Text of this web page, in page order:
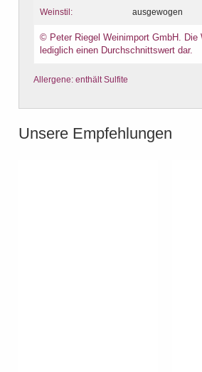
Weinstil: ausgewogen
© Peter Riegel Weinimport GmbH. Die
lediglich einen Durchschnittswert dar.
Allergene: enthält Sulfite
Unsere Empfehlungen